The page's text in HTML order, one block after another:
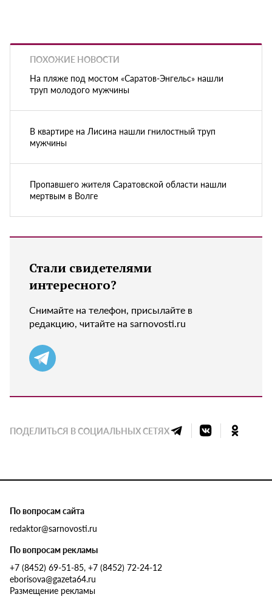
ПОХОЖИЕ НОВОСТИ
На пляже под мостом «Саратов-Энгельс» нашли
труп молодого мужчины
В квартире на Лисина нашли гнилостный труп
мужчины
Пропавшего жителя Саратовской области нашли
мертвым в Волге
Стали свидетелями
интересного?
Снимайте на телефон, присылайте в
редакцию, читайте на sarnovosti.ru
ПОДЕЛИТЬСЯ В СОЦИАЛЬНЫХ СЕТЯХ
По вопросам сайта
redaktor@sarnovosti.ru
По вопросам рекламы
+7 (8452) 69-51-85, +7 (8452) 72-24-12
eborisova@gazeta64.ru
Размещение рекламы